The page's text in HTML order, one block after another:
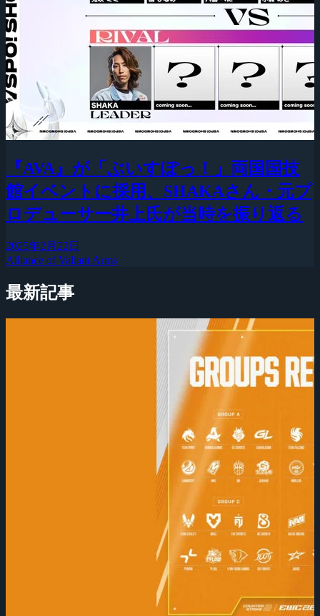
『AVA』が「ぶいすぽっ！」両国国技
館イベントに採用、SHAKAさん・元プ
ロデューサー井上氏が当時を振り返る
2025年2月22日
Alliance of Valiant Arms
最新記事